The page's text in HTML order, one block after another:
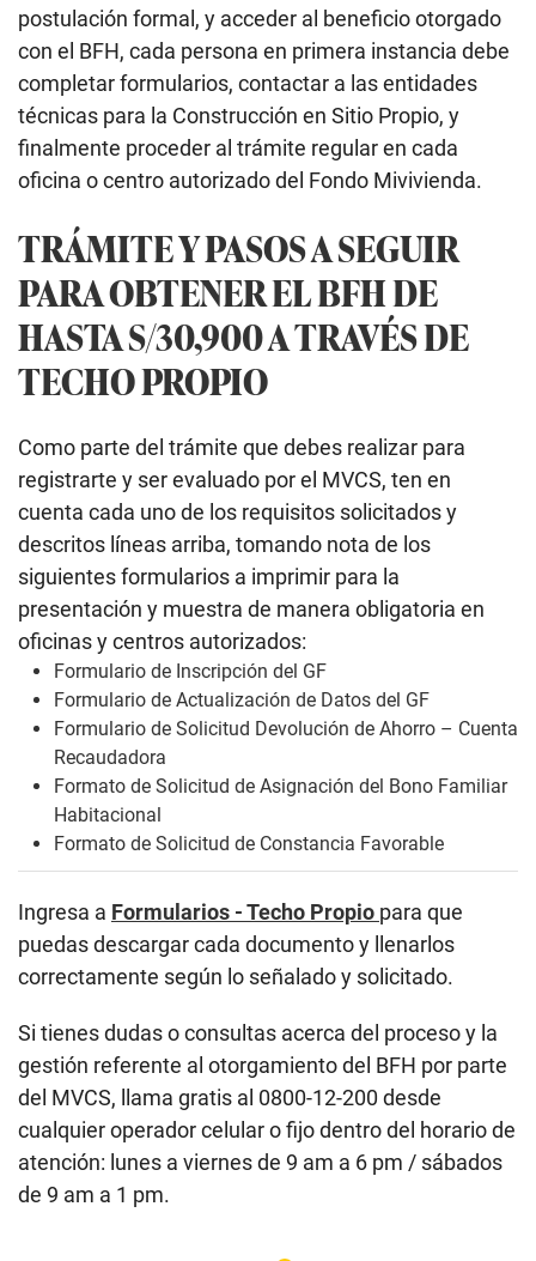
postulación formal, y acceder al beneficio otorgado
con el BFH, cada persona en primera instancia debe
completar formularios, contactar a las entidades
técnicas para la Construcción en Sitio Propio, y
finalmente proceder al trámite regular en cada
oficina o centro autorizado del Fondo Mivivienda.
TRÁMITE Y PASOS A SEGUIR
PARA OBTENER EL BFH DE
HASTA S/30,900 A TRAVÉS DE
TECHO PROPIO
Como parte del trámite que debes realizar para
registrarte y ser evaluado por el MVCS, ten en
cuenta cada uno de los requisitos solicitados y
descritos líneas arriba, tomando nota de los
siguientes formularios a imprimir para la
presentación y muestra de manera obligatoria en
oficinas y centros autorizados:
Formulario de Inscripción del GF
Formulario de Actualización de Datos del GF
Formulario de Solicitud Devolución de Ahorro – Cuenta
Recaudadora
Formato de Solicitud de Asignación del Bono Familiar
Habitacional
Formato de Solicitud de Constancia Favorable
Ingresa a Formularios - Techo Propio para que
puedas descargar cada documento y llenarlos
correctamente según lo señalado y solicitado.
Si tienes dudas o consultas acerca del proceso y la
gestión referente al otorgamiento del BFH por parte
del MVCS, llama gratis al 0800-12-200 desde
cualquier operador celular o fijo dentro del horario de
atención: lunes a viernes de 9 am a 6 pm / sábados
de 9 am a 1 pm.